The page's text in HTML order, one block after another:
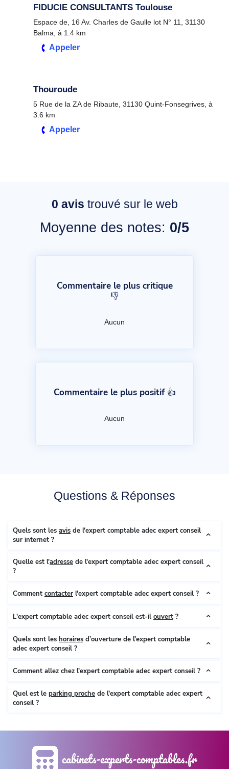
FIDUCIE CONSULTANTS Toulouse
Espace de, 16 Av. Charles de Gaulle lot N° 11, 31130
Balma, à 1.4 km
Appeler
Thouroude
5 Rue de la ZA de Ribaute, 31130 Quint-Fonsegrives, à
3.6 km
Appeler
0 avis trouvé sur le web
Moyenne des notes: 0/5
Commentaire le plus critique
👎
Aucun
Commentaire le plus positif 👍
Aucun
Questions & Réponses
Quels sont les avis de l'expert comptable adec expert conseil
sur internet ?
Quelle est l'adresse de l'expert comptable adec expert conseil
?
Comment contacter l'expert comptable adec expert conseil ?
L'expert comptable adec expert conseil est-il ouvert ?
Quels sont les horaires d’ouverture de l'expert comptable
adec expert conseil ?
Comment allez chez l'expert comptable adec expert conseil ?
Quel est le parking proche de l'expert comptable adec expert
conseil ?
cabinets-experts-comptables.fr